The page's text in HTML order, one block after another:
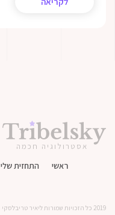
אסטרולוגיה חכמה
ראשי התחזית שלי
2019 כל הזכויות שמורות ליאיר טריבלסקי